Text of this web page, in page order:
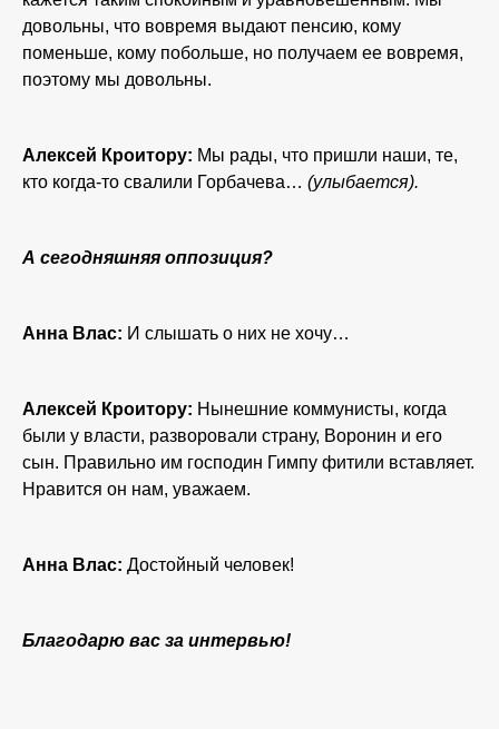
довольны, что вовремя выдают пенсию, кому
поменьше, кому побольше, но получаем ее вовремя,
поэтому мы довольны.
Алексей Кроитору: Мы рады, что пришли наши, те,
кто когда-то свалили Горбачева… (улыбается).
А сегодняшняя оппозиция?
Анна Влас: И слышать о них не хочу…
Алексей Кроитору: Нынешние коммунисты, когда
были у власти, разворовали страну, Воронин и его
сын. Правильно им господин Гимпу фитили вставляет.
Нравится он нам, уважаем.
Анна Влас: Достойный человек!
Благодарю вас за интервью!